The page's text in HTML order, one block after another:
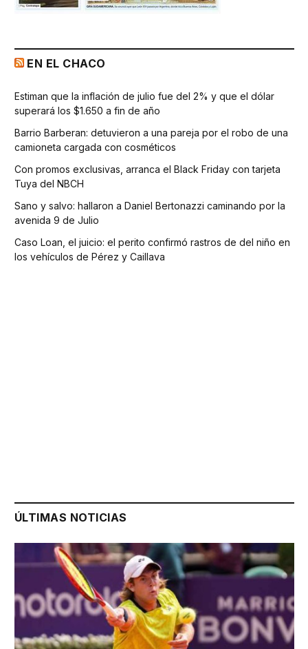
EN EL CHACO
Estiman que la inflación de julio fue del 2% y que el dólar
superará los $1.650 a fin de año
Barrio Barberan: detuvieron a una pareja por el robo de una
camioneta cargada con cosméticos
Con promos exclusivas, arranca el Black Friday con tarjeta
Tuya del NBCH
Sano y salvo: hallaron a Daniel Bertonazzi caminando por la
avenida 9 de Julio
Caso Loan, el juicio: el perito confirmó rastros de del niño en
los vehículos de Pérez y Caillava
ÚLTIMAS NOTICIAS